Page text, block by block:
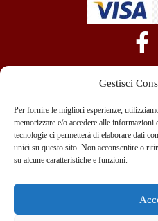
Gestisci
Per fornire le migliori esperienze,
memorizzare e/o accedere alle
tecnologie ci permetterà di elaborare dati
unici su questo sito. Non acconsentire o
su alcune caratteristiche e funzioni.
+39 351 970 89 33